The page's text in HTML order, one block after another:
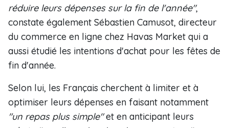
réduire leurs dépenses sur la fin de l'année",
constate également Sébastien Camusot, directeur
du commerce en ligne chez Havas Market qui a
aussi étudié les intentions d'achat pour les fêtes de
fin d'année.
Selon lui, les Français cherchent à limiter et à
optimiser leurs dépenses en faisant notamment
"un repas plus simple"et en anticipant leurs